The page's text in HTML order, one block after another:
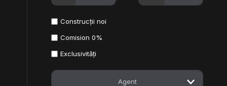
Construcții noi
Comision 0%
Exclusivități
Agent